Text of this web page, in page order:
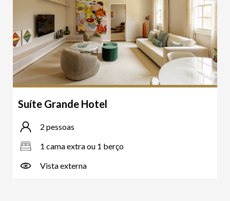
Suíte Grande Hotel
2 pessoas
1 cama extra ou 1 berço
Vista externa